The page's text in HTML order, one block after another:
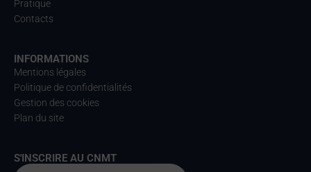
Pratique
Contacts
INFORMATIONS
Mentions légales
Politique de confidentialités
Gestion des cookies
Plan du site
S'INSCRIRE AU CNMT